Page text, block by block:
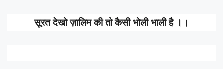
सूरत देखो ज़ालिम की तो कैसी भोली भाली है ।।